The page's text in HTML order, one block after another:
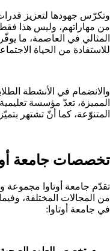
وتكرّس جهودها لتعزيز قدرات
من مهاراتهم، وليس هذا
المثالي في العاصمة، ما
للاستفادة من الحياة
والانضمام في الأنشطة
المميزة، تعدّ مؤسسة تعليمية
المتنوّعة، كما أنّ تشتهر
تخصصات جامعة
تقدّم جامعة أوتاوا مجموعة
من المجالات المختلفة،
في جامعة أوتاوا: